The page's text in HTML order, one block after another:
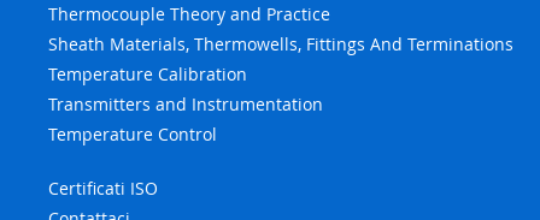
Thermocouple Theory and Practice
Sheath Materials, Thermowells, Fittings And Terminations
Temperature Calibration
Transmitters and Instrumentation
Temperature Control
Certificati ISO